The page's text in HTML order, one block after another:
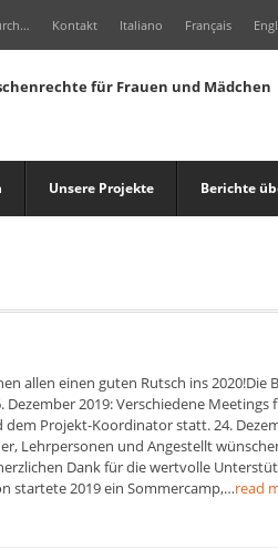
Kontakt Italiano Français
Unsere Projekte Berichte
allen einen guten Rutsch ins 2020!Die
Dezember 2019: Verschiedene Meetings
Projekt-Koordinator statt. 24.
Lehrpersonen und Angestellt
Dank für die wertvolle
startete 2019 ein Sommercamp,…read